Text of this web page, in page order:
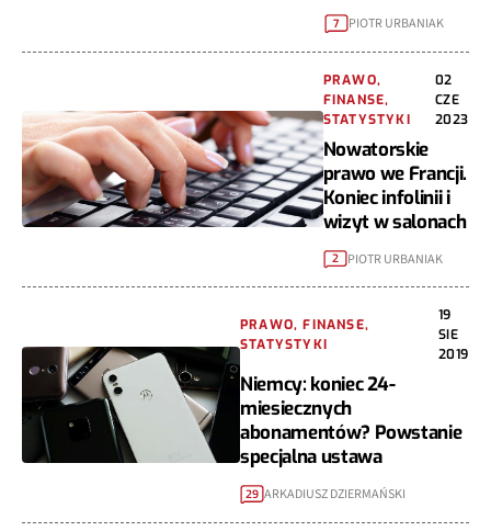
7 PIOTR URBANIAK
PRAWO,
FINANSE,
STATYSTYKI
02
CZE
2023
Nowatorskie
prawo we Francji.
Koniec infolinii i
wizyt w salonach
2 PIOTR URBANIAK
PRAWO, FINANSE,
STATYSTYKI
19
SIE
2019
Niemcy: koniec 24-
miesiecznych
abonamentów? Powstanie
specjalna ustawa
29 ARKADIUSZ DZIERMAŃSKI